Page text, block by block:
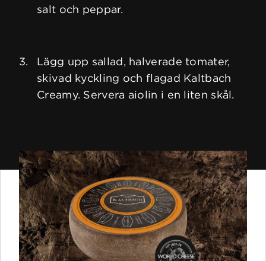
salt och peppar.
Lägg upp sallad, halverade tomater,
skivad kyckling och flagad Kaltbach
Creamy. Servera aiolin i en liten skål.